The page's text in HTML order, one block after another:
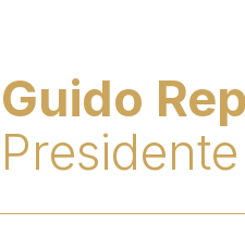
Guido
Presidente